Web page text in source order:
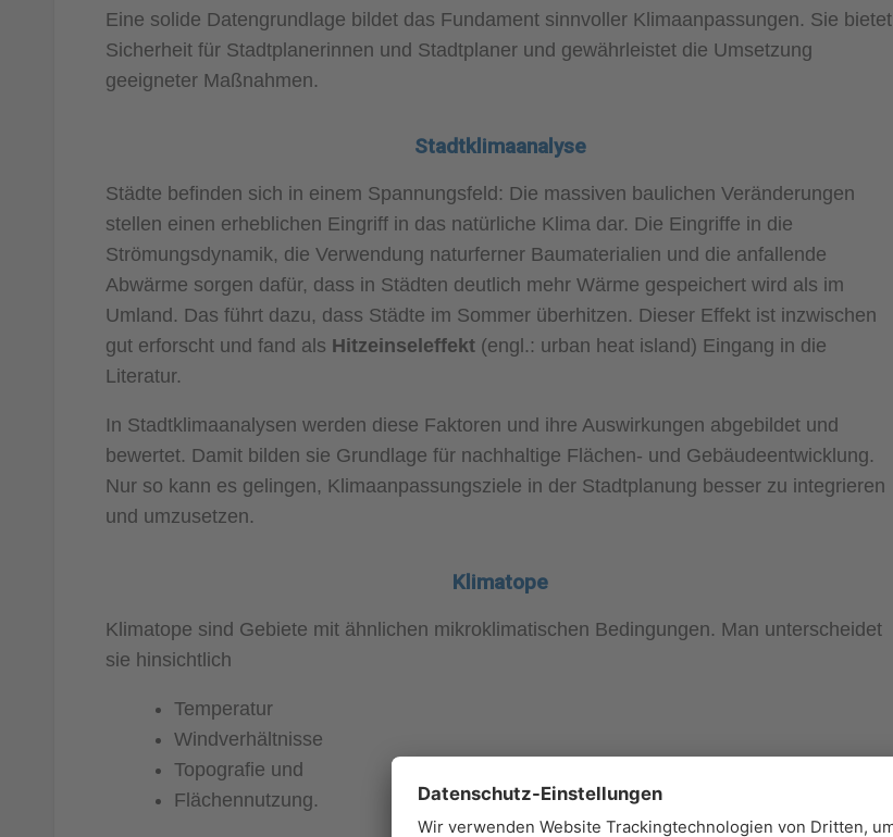
Eine solide Datengrundlage bildet das Fundament sinnvoller Klimaanpassungen. Sie bietet
Sicherheit für Stadtplanerinnen und Stadtplaner und gewährleistet die Umsetzung
geeigneter Maßnahmen.
Stadtklimaanalyse
Städte befinden sich in einem Spannungsfeld: Die massiven baulichen Veränderungen
stellen einen erheblichen Eingriff in das natürliche Klima dar. Die Eingriffe in die
Strömungsdynamik, die Verwendung naturferner Baumaterialien und die anfallende
Abwärme sorgen dafür, dass in Städten deutlich mehr Wärme gespeichert wird als im
Umland. Das führt dazu, dass Städte im Sommer überhitzen. Dieser Effekt ist inzwischen
gut erforscht und fand als Hitzeinseleffekt(engl.: urban heat island) Eingang in die
Literatur.
In Stadtklimaanalysen werden diese Faktoren und ihre Auswirkungen abgebildet und
bewertet. Damit bilden sie Grundlage für nachhaltige Flächen- und Gebäudeentwicklung.
Nur so kann es gelingen, Klimaanpassungsziele in der Stadtplanung besser zu integrieren
und umzusetzen.
Klimatope
Klimatope sind Gebiete mit ähnlichen mikroklimatischen Bedingungen. Man unterscheidet
sie hinsichtlich
Temperatur
Windverhältnisse
Topografie und
Flächennutzung.